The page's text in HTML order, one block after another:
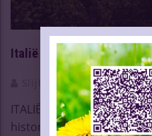
Italië kan nog meer uit
Slijtersvakblad 07
ITALIË – Ze komen uit de
historische steden als